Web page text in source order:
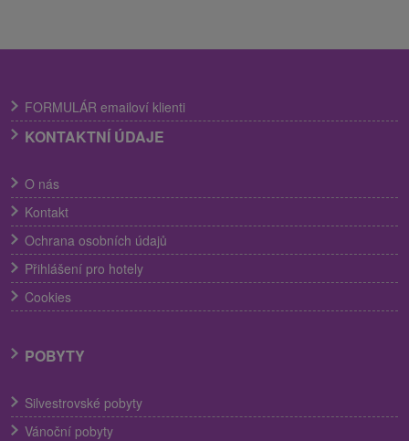
FORMULÁR emailoví klienti
KONTAKTNÍ ÚDAJE
O nás
Kontakt
Ochrana osobních údajů
Přihlášení pro hotely
Cookies
POBYTY
Silvestrovské pobyty
Vánoční pobyty